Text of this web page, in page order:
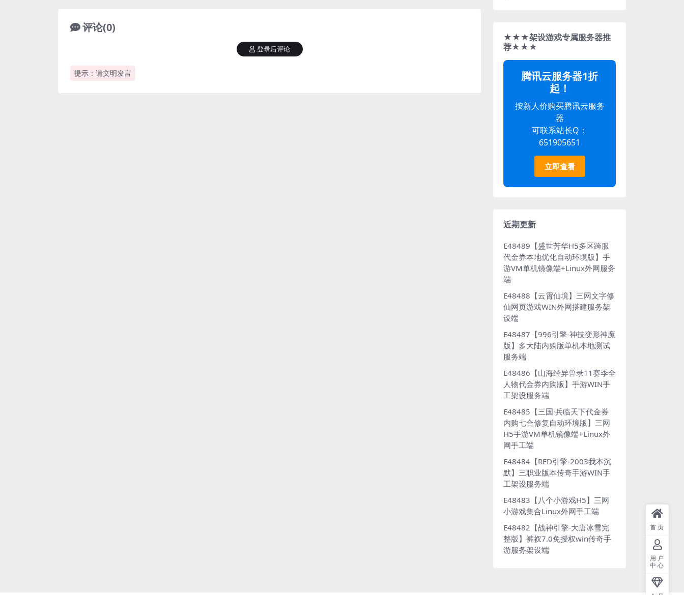
评论(0)
提示：请文明发言
登录后评论
★★★架设游戏专属服务器推
荐★★★
腾讯云服务器1折
起！
按新人价购买腾讯云服务
器
可联系站长Q：
651905651
立即查看
近期更新
E48489【盛世芳华H5多区跨服
代金券本地优化自动环境版】手
游VM单机镜像端+Linux外网服务
端
E48488【云霄仙境】三网文字修
仙网页游戏WIN外网搭建服务架
设端
E48487【996引擎-神技变形神魔
版】多大陆内购版单机本地测试
服务端
E48486【山海经异兽录11赛季全
人物代金券内购版】手游WIN手
工架设服务端
E48485【三国·兵临天下代金券
内购七合修复自动环境版】三网
H5手游VM单机镜像端+Linux外
网手工端
E48484【RED引擎-2003我本沉
默】三职业版本传奇手游WIN手
工架设服务端
E48483【八个小游戏H5】三网
小游戏集合Linux外网手工端
E48482【战神引擎-大唐冰雪完
整版】裤衩7.0免授权win传奇手
游服务架设端
首页
用户
中心